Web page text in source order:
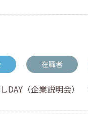
らせ
在職者
しDAY（企業説明会